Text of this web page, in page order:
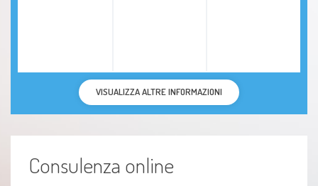
VISUALIZZA ALTRE INFORMAZIONI
Consulenza online